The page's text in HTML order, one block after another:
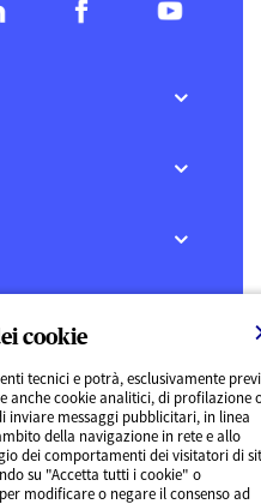
cookie
tecnici e potrà, esclusivamente
anche cookie analitici, di profilazione
messaggi pubblicitari, in linea
della navigazione in rete e allo
dei comportamenti dei visitatori di
su "Accetta tutti i cookie" o
modificare o negare il consenso ad
sui Cookie
legali
Number IE8293822E